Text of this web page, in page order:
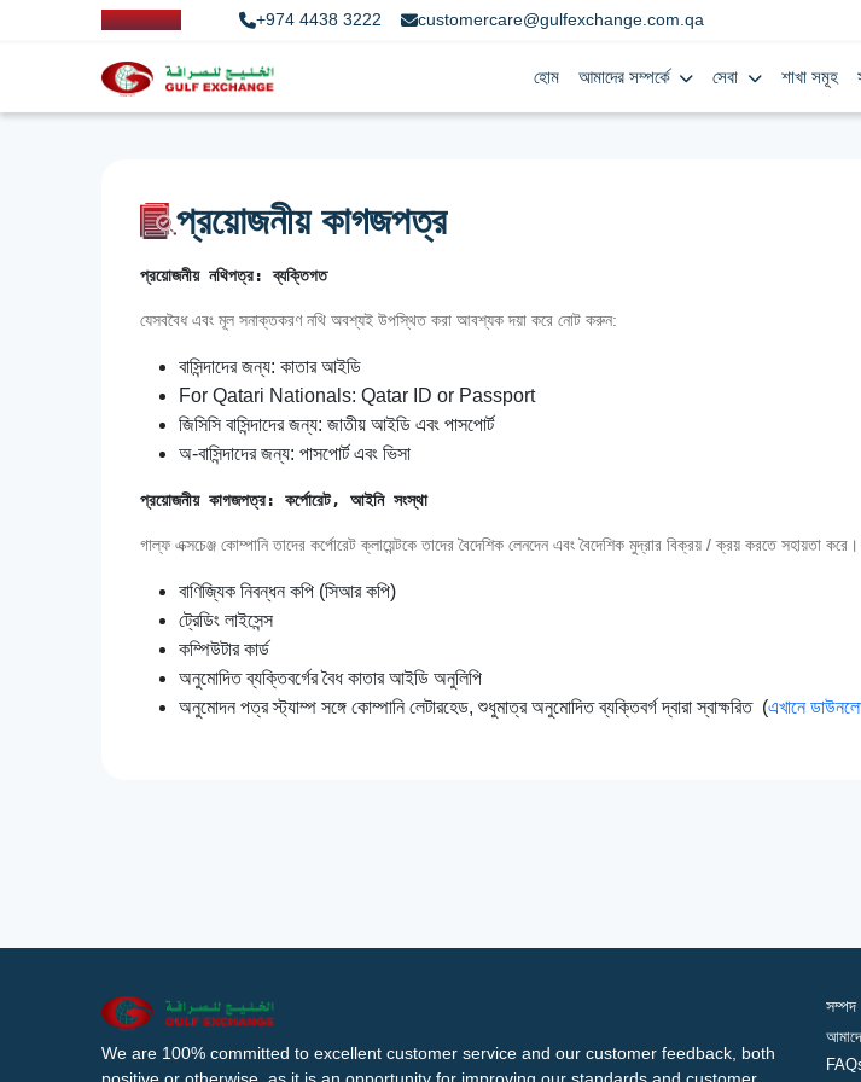
+974 4438 3222 customercare@gulfexchange.com.qa
হোম আমাদের সম্পর্কে সেবা শাখা সমূহ
প্রয়োজনীয় কাগজপত্র
প্রয়োজনীয় নথিপত্র: ব্যক্তিগত
যেসববৈধ এবং মূল সনাক্তকরণ নথি অবশ্যই উপস্থিত করা আবশ্যক দয়া করে নোট করুন:
বাসিন্দাদের জন্য: কাতার আইডি
For Qatari Nationals: Qatar ID or Passport
জিসিসি বাসিন্দাদের জন্য: জাতীয় আইডি এবং পাসপোর্ট
অ-বাসিন্দাদের জন্য: পাসপোর্ট এবং ভিসা
প্রয়োজনীয় কাগজপত্র: কর্পোরেট, আইনি সংস্থা
গাল্‌ফ এক্সচেঞ্জ কোম্পানি তাদের কর্পোরেট ক্লায়েন্টকে তাদের বৈদেশিক লেনদেন এবং বৈদেশিক মুদ্রার বিক্রয় / ক্রয় করতে সহায়তা
বাণিজ্যিক নিবন্ধন কপি (সিআর কপি)
ট্রেডিং লাইসেন্স
কম্পিউটার কার্ড
অনুমোদিত ব্যক্তিবর্গের বৈধ কাতার আইডি অনুলিপি
অনুমোদন পত্র স্ট্যাম্প সঙ্গে কোম্পানি লেটারহেড, শুধুমাত্র অনুমোদিত ব্যক্তিবর্গ দ্বারা স্বাক্ষরিত (এখানে
We are 100% committed to excellent customer service and our customer feedback, both
সম্পদ